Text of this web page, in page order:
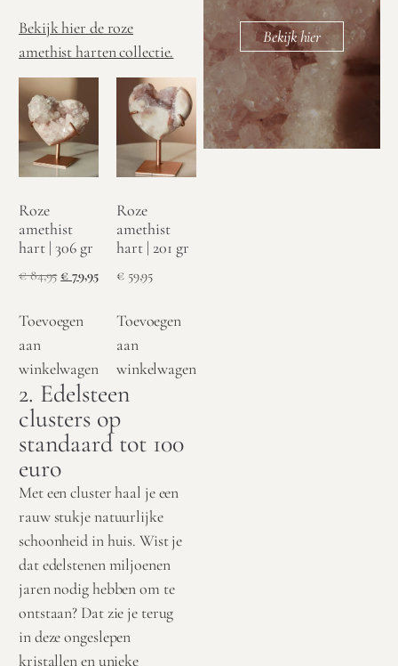
Bekijk hier de roze
amethist harten collectie.
Roze
amethist
hart | 306 gr
€84,95 € 79,95
Toevoegen
aan
winkelwagen
Roze
amethist
hart | 201 gr
€59,95
Toevoegen
aan
winkelwagen
2. Edelsteen
clusters op
standaard tot 100
euro
Met een cluster haal je een
rauw stukje natuurlijke
schoonheid in huis. Wist je
dat edelstenen miljoenen
jaren nodig hebben om te
ontstaan? Dat zie je terug
in deze ongeslepen
kristallen en unieke
Bekijk hier